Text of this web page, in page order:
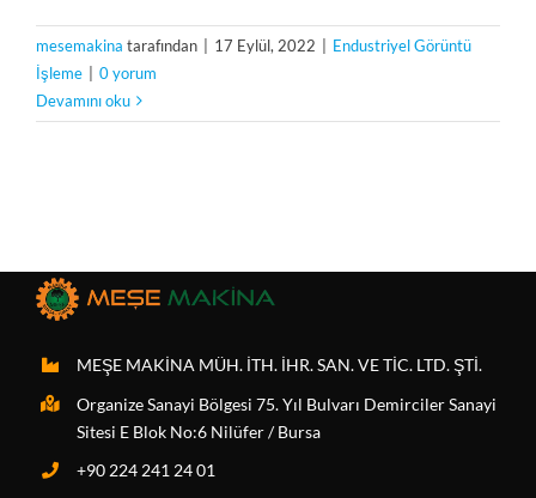
mesemakina tarafından 17 Eylül, 2022
Endustriyel Görüntü
İşleme
0 yorum
Devamını oku
MEŞE MAKİNA MÜH. İTH. İHR. SAN. VE TİC. LTD. ŞTİ.
Organize Sanayi Bölgesi 75. Yıl Bulvarı Demirciler Sanayi
Sitesi E Blok No:6 Nilüfer / Bursa
+90 224 241 24 01